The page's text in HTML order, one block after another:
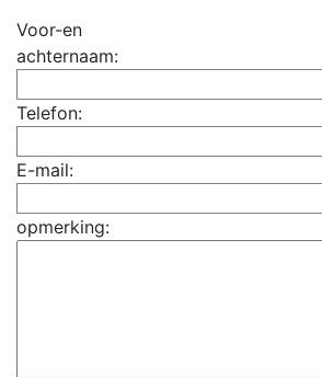
Voor-en
achternaam:
Telefon:
E-mail:
opmerking: